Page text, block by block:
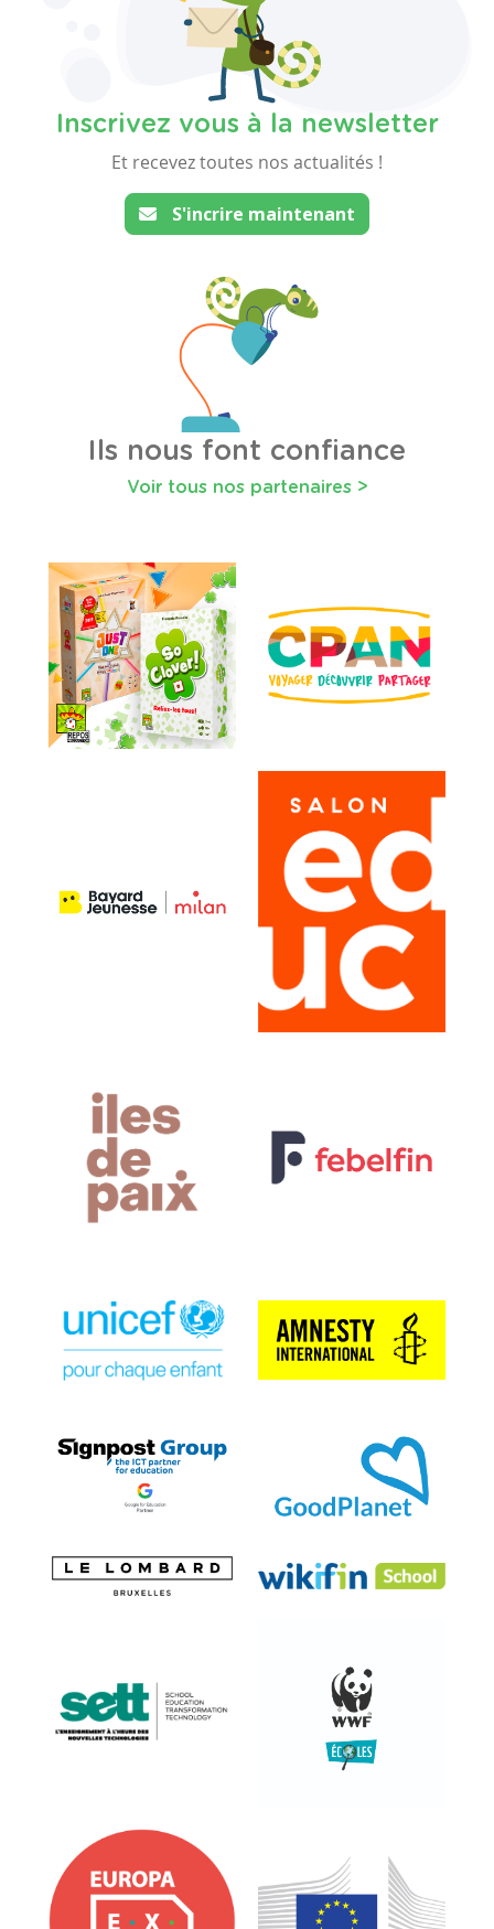
Inscrivez vous à la newsletter
Et recevez toutes nos actualités !
S'incrire maintenant
Ils nous font confiance
Voir tous nos partenaires >